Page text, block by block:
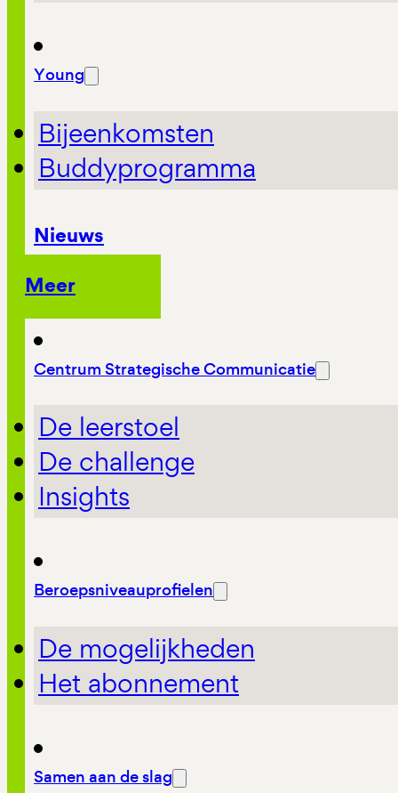
Young
Bijeenkomsten
Buddyprogramma
Nieuws
Meer
Centrum Strategische Communicatie
De leerstoel
De challenge
Insights
Beroepsniveauprofielen
De mogelijkheden
Het abonnement
Samen aan de slag